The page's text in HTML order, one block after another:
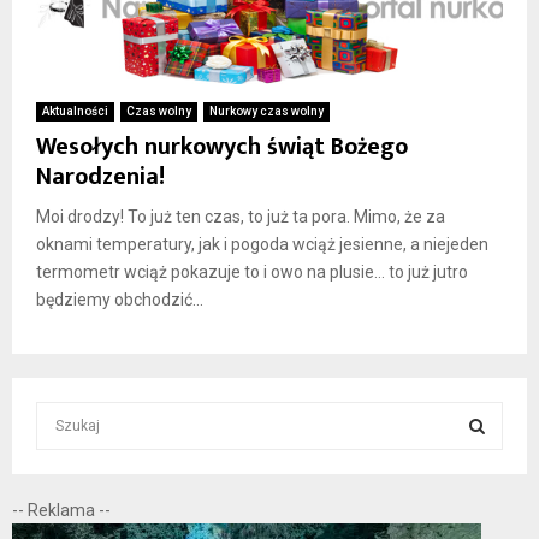
Aktualności Czas wolny Nurkowy czas wolny
Wesołych nurkowych świąt Bożego
Narodzenia!
Moi drodzy! To już ten czas, to już ta pora. Mimo, że za
oknami temperatury, jak i pogoda wciąż jesienne, a niejeden
termometr wciąż pokazuje to i owo na plusie… to już jutro
będziemy obchodzić...
c
E
-- Reklama --